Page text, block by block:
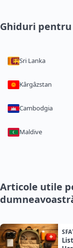
Ghiduri
Sri Lanka
Kârgâzstan
Cambodgia
Maldive
Articole utile